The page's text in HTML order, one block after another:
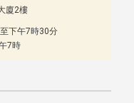
廈2樓
下午7時30分
7時